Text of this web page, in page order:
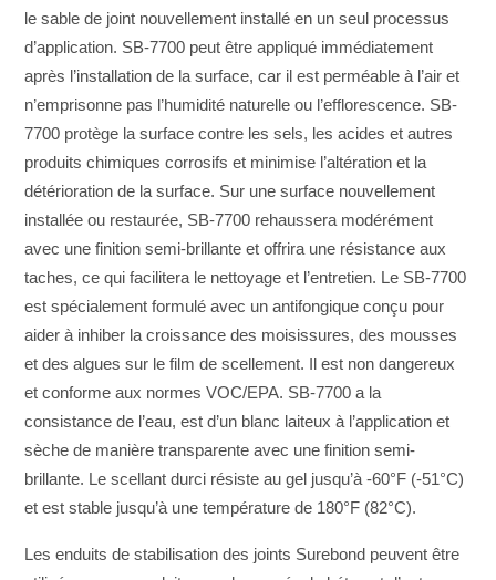
le sable de joint nouvellement installé en un seul processus
d’application. SB-7700 peut être appliqué immédiatement
après l’installation de la surface, car il est perméable à l’air et
n’emprisonne pas l’humidité naturelle ou l’efflorescence. SB-
7700 protège la surface contre les sels, les acides et autres
produits chimiques corrosifs et minimise l’altération et la
détérioration de la surface. Sur une surface nouvellement
installée ou restaurée, SB-7700 rehaussera modérément
avec une finition semi-brillante et offrira une résistance aux
taches, ce qui facilitera le nettoyage et l’entretien. Le SB-7700
est spécialement formulé avec un antifongique conçu pour
aider à inhiber la croissance des moisissures, des mousses
et des algues sur le film de scellement. Il est non dangereux
et conforme aux normes VOC/EPA. SB-7700 a la
consistance de l’eau, est d’un blanc laiteux à l’application et
sèche de manière transparente avec une finition semi-
brillante. Le scellant durci résiste au gel jusqu’à -60°F (-51°C)
et est stable jusqu’à une température de 180°F (82°C).
Les enduits de stabilisation des joints Surebond peuvent être